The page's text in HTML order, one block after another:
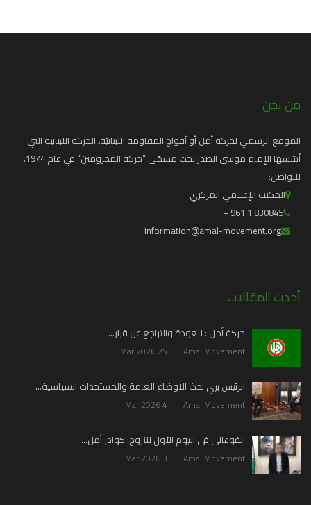
من نحن
الموقع الرسمي لحركة أمل أو أفواج المقاومة اللبنانيّة،الحركة اللبنانية التي
أسّسها الإمام موسى الصدر تحت مسمّى “حركة المحرومين” في عام 1974.
للتواصل:
المكتب الإعلامي المركزي
830845 1 961 +
information@amal-movement.org
أحدث المقالات
حركة أمل : للعودة والتراجع عن قرار…
Amal Movement
25 Mar 2026
الرئيس بري بحث الاوضاع العامة والمستجدات السياسية…
Amal Movement
4 Mar 2026
الفوعاني في اليوم الأول للنزوح: كوادر أمل…
Amal Movement
3 Mar 2026